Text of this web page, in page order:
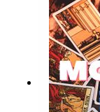
Contact :
Musique
Montage par